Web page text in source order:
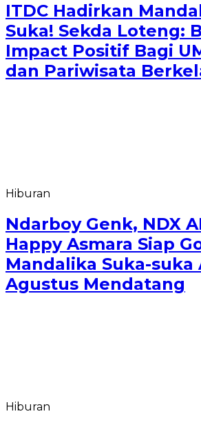
ITDC Hadirkan
Suka! Sekda Loteng:
Impact Positif Bagi
dan Pariwisata
Hiburan
Ndarboy Genk, NDX
Happy Asmara Siap
Mandalika Suka-suka
Agustus Mendatang
Hiburan